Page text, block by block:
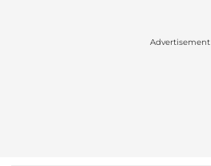
Advertisement